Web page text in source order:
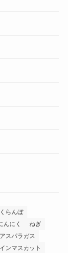
らんぼ
んにく
ねぎ
アスパラガス
ンマスカット